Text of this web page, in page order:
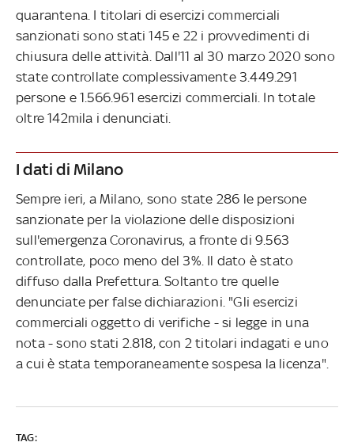
quarantena. I titolari di esercizi commerciali
sanzionati sono stati 145 e 22 i provvedimenti di
chiusura delle attività. Dall'11 al 30 marzo 2020 sono
state controllate complessivamente 3.449.291
persone e 1.566.961 esercizi commerciali. In totale
oltre 142mila i denunciati.
I dati di Milano
Sempre ieri, a Milano, sono state 286 le persone
sanzionate per la violazione delle disposizioni
sull'emergenza Coronavirus, a fronte di 9.563
controllate, poco meno del 3%. Il dato è stato
diffuso dalla Prefettura. Soltanto tre quelle
denunciate per false dichiarazioni. "Gli esercizi
commerciali oggetto di verifiche - si legge in una
nota - sono stati 2.818, con 2 titolari indagati e uno
a cui è stata temporaneamente sospesa la licenza".
TAG: